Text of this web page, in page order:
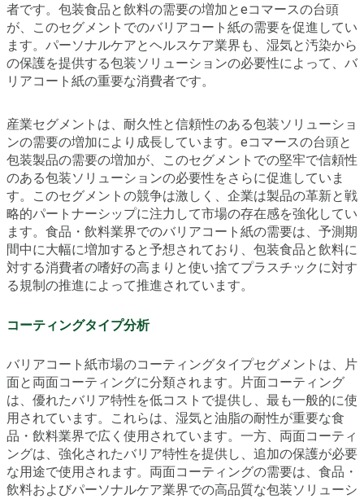
者です。包装食品と飲料の需要の増加とeコマースの台頭
が、このセグメントでのバリアコート紙の需要を促進してい
ます。パーソナルケアとヘルスケア業界も、湿気と汚染から
の保護を提供する包装ソリューションの必要性によって、バ
リアコート紙の重要な消費者です。
産業セグメントは、耐久性と信頼性のある包装ソリューショ
ンの需要の増加により成長しています。eコマースの台頭と
包装製品の需要の増加が、このセグメントでの堅牢で信頼性
のある包装ソリューションの必要性をさらに促進していま
す。このセグメントの競争は激しく、企業は製品の革新と戦
略的パートナーシップに注力して市場の存在感を強化してい
ます。食品・飲料業界でのバリアコート紙の需要は、予測期
間中に大幅に増加すると予想されており、包装食品と飲料に
対する消費者の嗜好の高まりと使い捨てプラスチックに対す
る規制の推進によって推進されています。
コーティングタイプ分析
バリアコート紙市場のコーティングタイプセグメントは、片
面と両面コーティングに分類されます。片面コーティング
は、優れたバリア特性を低コストで提供し、最も一般的に使
用されています。これらは、湿気と油脂の耐性が重要な食
品・飲料業界で広く使用されています。一方、両面コーティ
ングは、強化されたバリア特性を提供し、追加の保護が必要
な用途で使用されます。両面コーティングの需要は、食品・
飲料およびパーソナルケア業界での高品質な包装ソリューシ